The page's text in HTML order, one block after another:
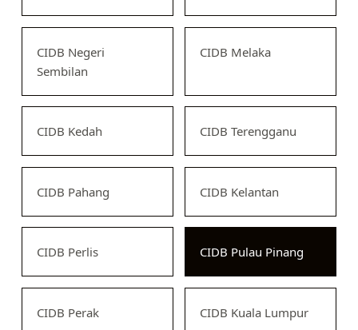
CIDB Negeri
Sembilan
CIDB Melaka
CIDB Kedah CIDB Terengganu
CIDB Pahang CIDB Kelantan
CIDB Perlis CIDB Pulau Pinang
CIDB Perak CIDB Kuala Lumpur